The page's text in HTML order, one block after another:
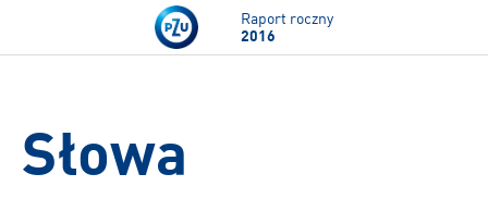
Przejdź do treści
Raport roczny
2016
Słowa